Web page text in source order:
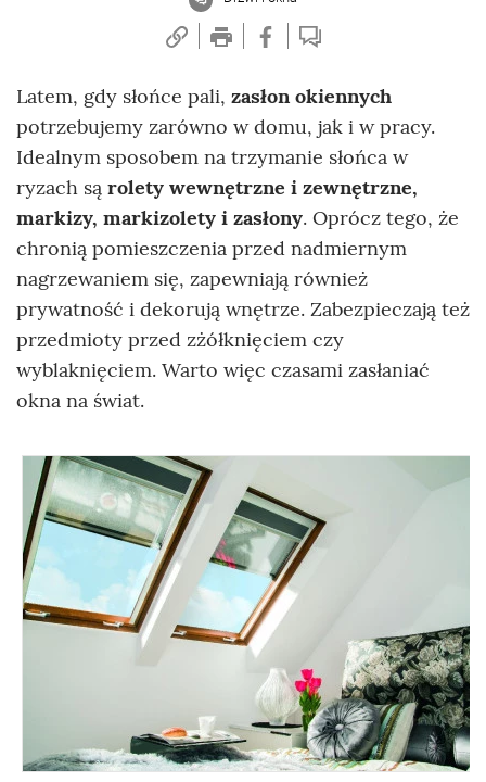
Latem, gdy słońce pali, zasłon okiennych
potrzebujemy zarówno w domu, jak i w pracy.
Idealnym sposobem na trzymanie słońca w
ryzach są rolety wewnętrzne i zewnętrzne,
markizy, markizolety i zasłony. Oprócz tego, że
chronią pomieszczenia przed nadmiernym
nagrzewaniem się, zapewniają również
prywatność i dekorują wnętrze. Zabezpieczają też
przedmioty przed zżółknięciem czy
wyblaknięciem. Warto więc czasami zasłaniać
okna na świat.